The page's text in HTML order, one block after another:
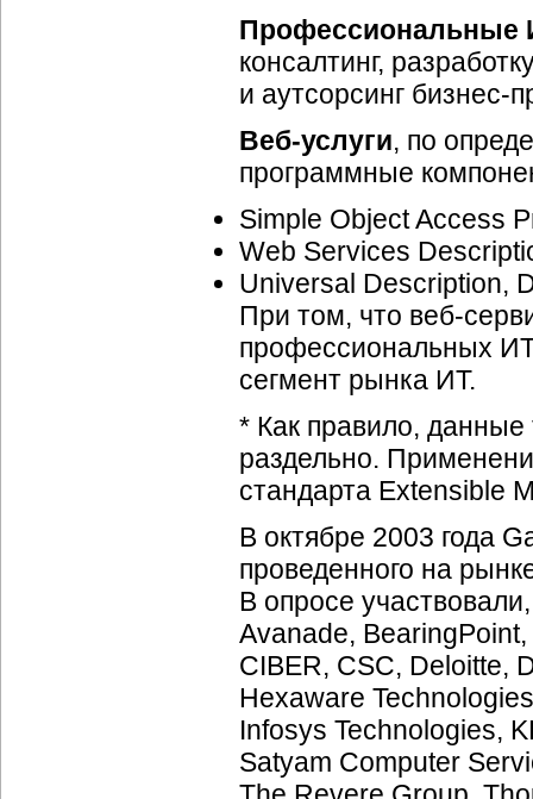
Профессиональные
консалтинг,
и аутсорсинг бизнес-
Веб-услуги, по
программные
Simple Object Access
Web Services
Universal Description,
При том, что веб-
профессиональных
сегмент рынка ИТ.
* Как правило, данные
раздельно.
стандарта Extensible
В октябре 2003 года
проведенного на
В опросе
Avanade,
CIBER, CSC, Deloitte,
Hexaware
Infosys Technologies,
Satyam Computer